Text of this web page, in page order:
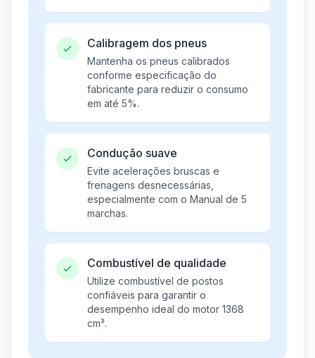
Calibragem dos pneus
Mantenha os pneus calibrados
conforme especificação do
fabricante para reduzir o consumo
em até 5%.
Condução suave
Evite acelerações bruscas e
frenagens desnecessárias,
especialmente com o Manual de 5
marchas.
Combustível de qualidade
Utilize combustível de postos
confiáveis para garantir o
desempenho ideal do motor 1368
cm³.